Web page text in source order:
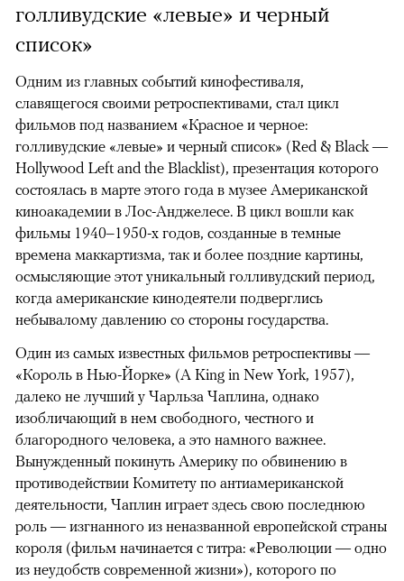
голливудские «левые» и черный
список»
Одним из главных событий кинофестиваля,
славящегося своими ретроспективами, стал цикл
фильмов под названием «Красное и черное:
голливудские «левые» и черный список» (Red & Black —
Hollywood Left and the Blacklist), презентация которого
состоялась в марте этого года в музее Американской
киноакадемии в Лос-Анджелесе. В цикл вошли как
фильмы 1940–1950-х годов, созданные в темные
времена маккартизма, так и более поздние картины,
осмысляющие этот уникальный голливудский период,
когда американские кинодеятели подверглись
небывалому давлению со стороны государства.
Один из самых известных фильмов ретроспективы —
«Король в Нью-Йорке» (A King in New York, 1957),
далеко не лучший у Чарльза Чаплина, однако
изобличающий в нем свободного, честного и
благородного человека, а это намного важнее.
Вынужденный покинуть Америку по обвинению в
противодействии Комитету по антиамериканской
деятельности, Чаплин играет здесь свою последнюю
роль — изгнанного из неназванной европейской страны
короля (фильм начинается с титра: «Революции — одно
из неудобств современной жизни»), которого по